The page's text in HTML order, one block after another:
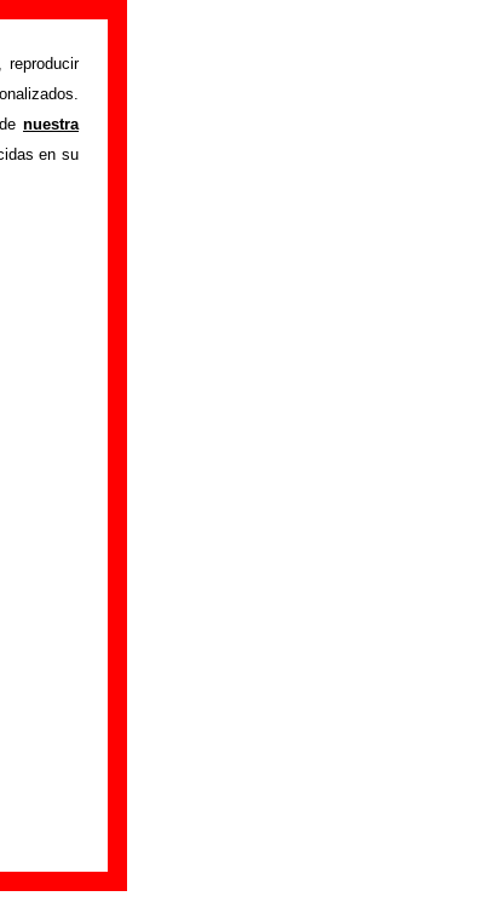
reproducir
nuestra
en su
el autor o
sobre